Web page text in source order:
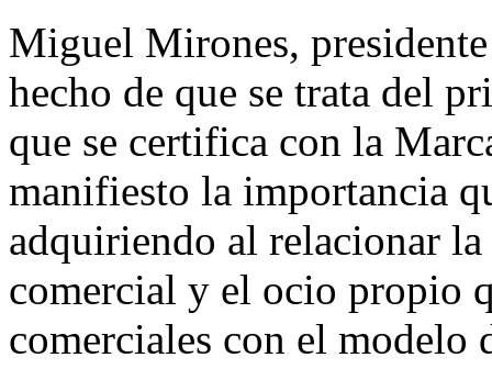
Miguel Mirones,
hecho de que se trata del
que se certifica con la
manifiesto la importancia
adquiriendo al relacionar
comercial y el ocio propio
comerciales con el